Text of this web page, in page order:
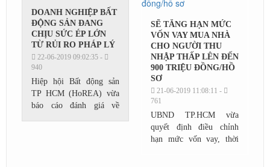
DOANH NGHIỆP BẤT
ĐỘNG SẢN ĐANG
CHỊU SỨC ÉP LỚN
TỪ RỦI RO PHÁP LÝ
22-06-2019 09:02:35 -
940
Hiệp hội Bất động sản
TP HCM (HoREA) vừa
báo cáo đánh giá về
SẼ TĂNG HẠN MỨC
VỐN VAY MUA NHÀ
CHO NGƯỜI THU
NHẬP THẤP LÊN ĐẾN
900 TRIỆU ĐỒNG/HỒ
SƠ
21-06-2019 11:08:11 -
761
UBND TP.HCM vừa
quyết định điều chỉnh
hạn mức vốn vay, thời